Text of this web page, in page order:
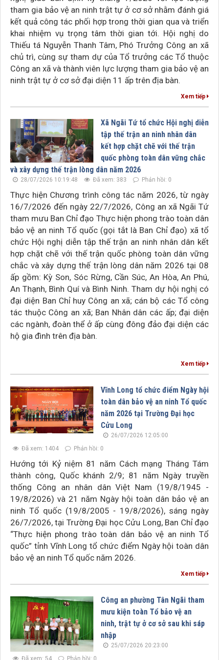
tham gia bảo vệ an ninh trật tự ở cơ sở nhằm đánh giá
kết quả công tác phối hợp trong thời gian qua và triển
khai nhiệm vụ trọng tâm thời gian tới. Hội nghị do
Thiếu tá Nguyễn Thanh Tâm, Phó Trưởng Công an xã
chủ trì, cùng sự tham dự của Tổ trưởng các Tổ thuộc
Công an xã và thành viên lực lượng tham gia bảo vệ an
ninh trật tự ở cơ sở đại diện 11 ấp trên địa bàn.
Xem tiếp
Xã Ngãi Tứ tổ chức Hội nghị diễn
tập thế trận an ninh nhân dân
kết hợp chặt chẽ với thế trận
quốc phòng toàn dân vững chắc
và xây dựng thế trận lòng dân năm 2026
28/07/2026 10:19:48 Đã xem: 383 Phản hồi: 0
Thực hiện Chương trình công tác năm 2026, từ ngày
16/7/2026 đến ngày 22/7/2026, Công an xã Ngãi Tứ
tham mưu Ban Chỉ đạo Thực hiện phong trào toàn dân
bảo vệ an ninh Tổ quốc (gọi tắt là Ban Chỉ đạo) xã tổ
chức Hội nghị diễn tập thế trận an ninh nhân dân kết
hợp chặt chẽ với thế trận quốc phòng toàn dân vững
chắc và xây dựng thế trận lòng dân năm 2026 tại 08
ấp gồm: Kỳ Son, Sóc Rừng, Cần Súc, An Hòa, An Phú,
An Thạnh, Bình Quí và Bình Ninh. Tham dự hội nghị có
đại diện Ban Chỉ huy Công an xã; cán bộ các Tổ công
tác thuộc Công an xã; Ban Nhân dân các ấp; đại diện
các ngành, đoàn thể ở ấp cùng đông đảo đại diện các
hộ gia đình trên địa bàn.
Xem tiếp
Vĩnh Long tổ chức điểm Ngày hội
toàn dân bảo vệ an ninh Tổ quốc
năm 2026 tại Trường Đại học
Cửu Long
26/07/2026 12:05:00
Đã xem: 1404
Phản hồi: 0
Hướng tới Kỷ niệm 81 năm Cách mạng Tháng Tám
thành công, Quốc khánh 2/9; 81 năm Ngày truyền
thống Công an nhân dân Việt Nam (19/8/1945 -
19/8/2026) và 21 năm Ngày hội toàn dân bảo vệ an
ninh Tổ quốc (19/8/2005 - 19/8/2026), sáng ngày
26/7/2026, tại Trường Đại học Cửu Long, Ban Chỉ đạo
“Thực hiện phong trào toàn dân bảo vệ an ninh Tổ
quốc” tỉnh Vĩnh Long tổ chức điểm Ngày hội toàn dân
bảo vệ an ninh Tổ quốc năm 2026.
Xem tiếp
Công an phường Tân Ngãi tham
mưu kiện toàn Tổ bảo vệ an
ninh, trật tự ở cơ sở sau khi sáp
nhập
25/07/2026 20:23:00
Đã xem: 54
Phản hồi: 0